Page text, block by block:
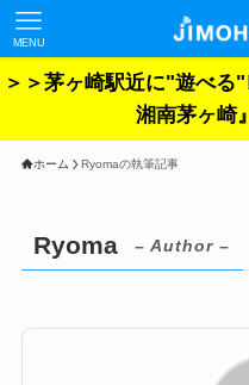
MENU
＞＞茅ヶ崎駅近に"遊べる
湘南茅ヶ崎
ホーム Ryomaの執筆記事
Ryoma – Author –